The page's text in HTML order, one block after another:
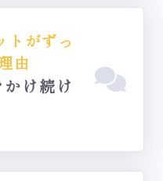
トがずっ
由
け続け